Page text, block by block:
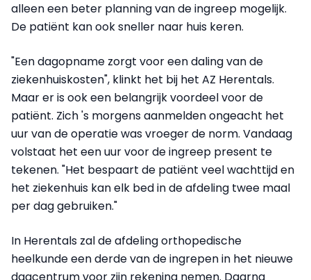
alleen een beter planning van de ingreep mogelijk.
De patiënt kan ook sneller naar huis keren.
"Een dagopname zorgt voor een daling van de
ziekenhuiskosten", klinkt het bij het AZ Herentals.
Maar er is ook een belangrijk voordeel voor de
patiënt. Zich 's morgens aanmelden ongeacht het
uur van de operatie was vroeger de norm. Vandaag
volstaat het een uur voor de ingreep present te
tekenen. "Het bespaart de patiënt veel wachttijd en
het ziekenhuis kan elk bed in de afdeling twee maal
per dag gebruiken."
In Herentals zal de afdeling orthopedische
heelkunde een derde van de ingrepen in het nieuwe